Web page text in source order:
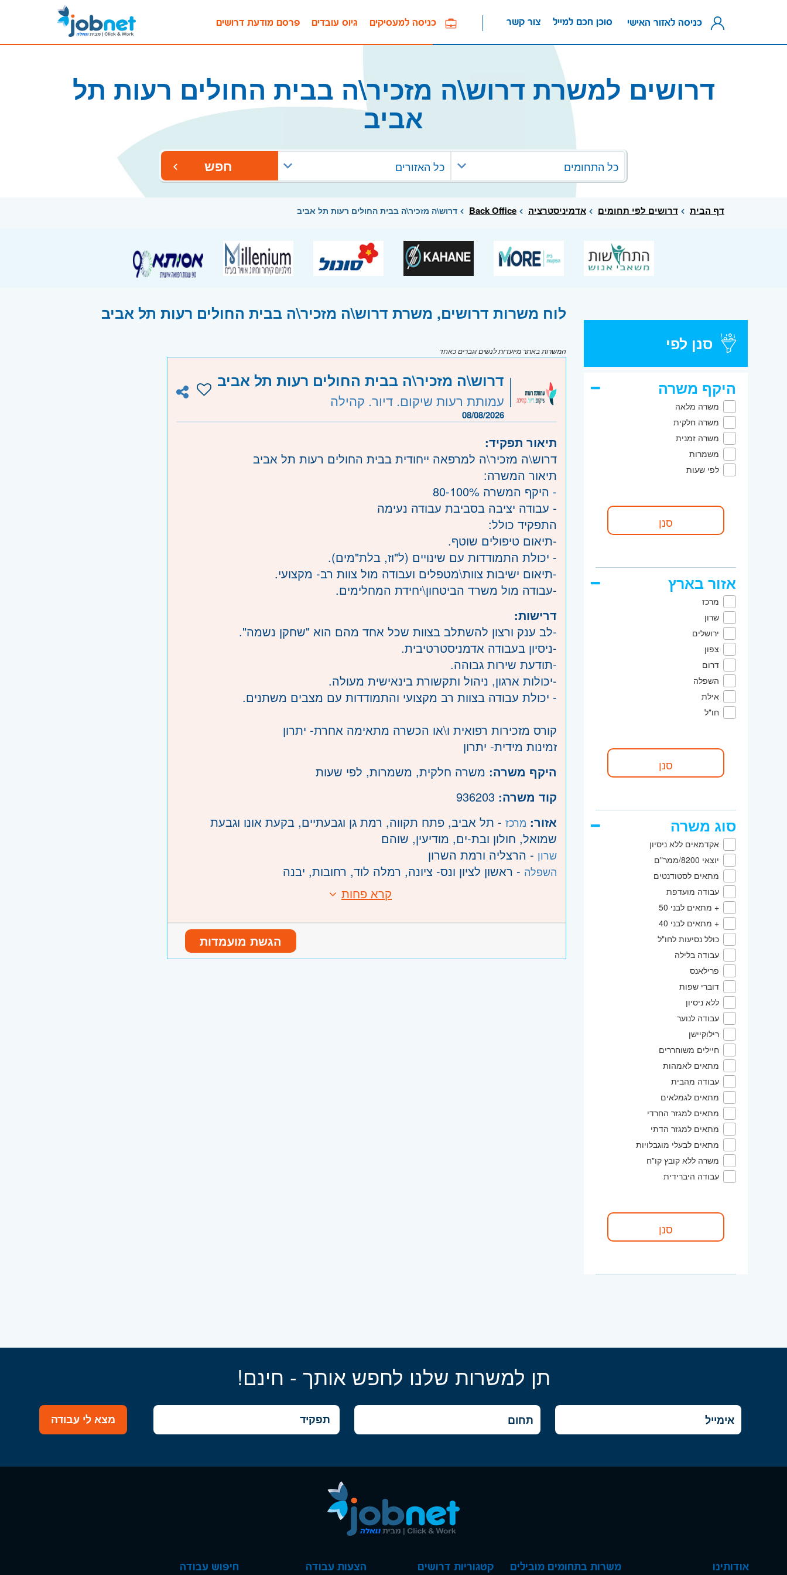
פרסם מודעת דרושים גיוס עובדים כניסה למעסיקים צור קשר סוכן חכם למייל כניסה לאזור האישי
דרושים למשרת דרוש\ה מזכיר\ה בבית החולים רעות תל
אביב
כל התחומים כל האזורים חפש
דף הבית דרושים לפי תחומים אדמיניסטרציה Back Office דרוש\ה מזכיר\ה בבית החולים רעות תל אביב
סנן לפי
היקף משרה
משרה מלאה
משרה חלקית
משרה זמנית
משמרות
לפי שעות
אזור בארץ
מרכז
שרון
ירושלים
צפון
דרום
השפלה
אילת
חו"ל
סוג משרה
אקדמאים ללא ניסיון
יוצאי 8200/ממר"ם
מתאים לסטודנטים
עבודה מועדפת
+ מתאים לבני 50
+ מתאים לבני 40
כולל נסיעות לחו"ל
עבודה בלילה
פרילאנס
דוברי שפות
ללא ניסיון
עבודה לנוער
רילוקיישן
חיילים משוחררים
מתאים לאמהות
עבודה מהבית
מתאים לגמלאים
מתאים למגזר החרדי
מתאים למגזר הדתי
מתאים לבעלי מוגבלויות
משרה ללא קובץ קו"ח
עבודה היברידית
לוח משרות דרושים, משרת דרוש\ה מזכיר\ה בבית החולים רעות תל אביב
המשרות באתר מיועדות לנשים וגברים כאחד
דרוש\ה מזכיר\ה בבית החולים רעות תל אביב
עמותת רעות שיקום. דיור. קהילה
08/08/2026
תיאור תפקיד:
דרוש\ה מזכיר\ה למרפאה ייחודית בבית החולים רעות תל אביב
תיאור המשרה:
- היקף המשרה 80-100%
- עבודה יציבה בסביבת עבודה נעימה
התפקיד כולל:
-תיאום טיפולים שוטף.
- יכולת התמודדות עם שינויים (ל"וז, בלת"מים).
-תיאום ישיבות צוות\מטפלים ועבודה מול צוות רב- מקצועי.
-עבודה מול משרד הביטחון\יחידת המחלימים.
דרישות:
-לב ענק ורצון להשתלב בצוות שכל אחד מהם הוא "שחקן נשמה".
-ניסיון בעבודה אדמניסטרטיבית.
-תודעת שירות גבוהה.
-יכולות ארגון, ניהול ותקשורת בינאישית מעולה.
- יכולת עבודה בצוות רב מקצועי והתמודדות עם מצבים משתנים.
קורס מזכירות רפואית ו\או הכשרה מתאימה אחרת- יתרון
זמינות מידית- יתרון
היקף משרה: משרה חלקית, משמרות, לפי שעות
קוד משרה:
אזור: מרכז - תל אביב, פתח תקווה, רמת גן וגבעתיים, בקעת אונו וגבעת
שמואל, חולון ובת-ים, מודיעין, שוהם
שרון - הרצליה ורמת השרון
השפלה - ראשון לציון ונס- ציונה, רמלה לוד, רחובות, יבנה
קרא פחות
הגשת מועמדות
תן למשרות שלנו לחפש אותך - חינם!
מצא לי עבודה
אודותינו משרות בתחומים מובילים קטגוריות דרושים הצעות עבודה חיפוש עבודה